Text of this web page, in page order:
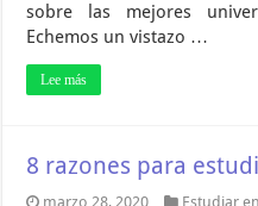
sobre las mejores
Echemos un vistazo …
Lee más
8 razones para
marzo 28, 2020 Estudiar